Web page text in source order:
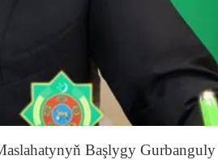
Başlygy